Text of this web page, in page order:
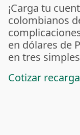
¡Carga tu
colombianos
en dólares de
en tres
Cotizar